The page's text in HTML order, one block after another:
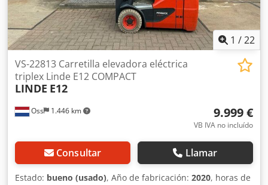
1 /22
Oss 1.446 km
VS-22813 Carretilla elevadora eléctrica
triplex Linde E12 COMPACT
LINDE E12
9.999 €
VB IVA no incluído
Consultar Llamar
Estado: bueno (usado), Año de fabricación: 2020, horas de